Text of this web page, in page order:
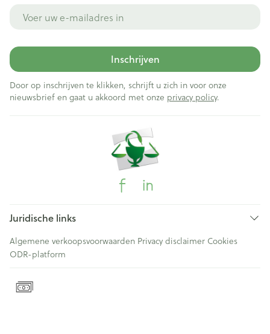
Inschrijven
Door op inschrijven te klikken, schrijft u zich in voor onze
nieuwsbrief en gaat u akkoord met onze privacy policy.
Juridische links
Algemene verkoopsvoorwaarden Privacy disclaimer Cookies
ODR-platform